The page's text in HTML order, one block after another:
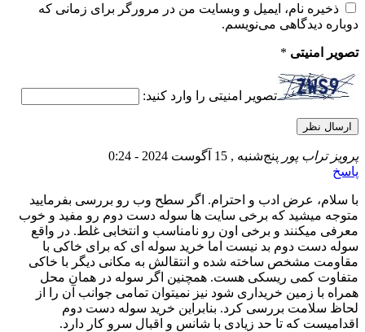
ذخیره نام، ایمیل و وبسایت من در مرورگر برای زمانی که
دوباره دیدگاهی می‌نویسم.
تصویر امنیتی *
تصویر امنیتی را وارد کنید:
پرویز تراب پور پنج‌شنبه , 15 آگوست 2024 - 0:24
پاسخ
با سلام، عرض ادب و احترام. اگر سطح وب رو بررسی بفرمایید
متوجه میشید که برخی سایت ها سوله دست دوم رو مفید و خوب
معرفی میکنند و برخی اون رو نامناسب و انتخابی غلط. در واقع
سوله دست دوم بد نیست اما خرید سوله ای که برای خاکی با
مقاومت مشخص ساخته شده و انتقالش به مکانی دیگر با خاکی
متفاوت کمی ریسکی هست. همچنین اگر سوله در همان محل
همراه با زمین خریداری شود نیز نمیتوان تمامی جوانب آن را از
لحاظ سلامت بررسی کرد. بنابراین خرید سوله دست دوم
اقدامیست که تا حد زیادی با شانس و اقبال سرو کار دارد.